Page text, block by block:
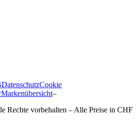
DatenschutzCookie
Markenübersicht–
Rechte vorbehalten – Alle Preise in CHF